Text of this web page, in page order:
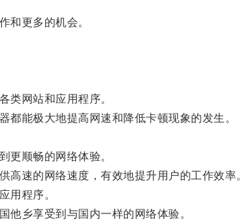
更多的机会。
网站和应用程序。
能极大地提高网速和降低卡顿现象的发生。
顺畅的网络体验。
速的网络速度，有效地提升用户的工作效率。
用程序。
乡享受到与国内一样的网络体验。